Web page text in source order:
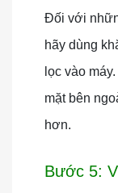
Đối với
hãy dùng
lọc vào
mặt bên
hơn.
Bước 5: